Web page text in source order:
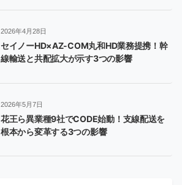
2026年4月28日
セイノーHD×AZ-COM丸和HD業務提携！幹
線輸送と共配拡大が示す3つの影響
2026年5月7日
花王ら異業種9社でCODE始動！支線配送を
根本から変革する3つの影響